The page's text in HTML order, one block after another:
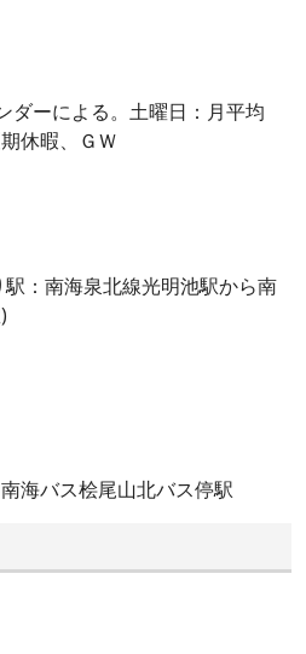
ダーによる。土曜日：月平均
休暇、ＧＷ
：南海泉北線光明池駅から南
海バス桧尾山北バス停駅